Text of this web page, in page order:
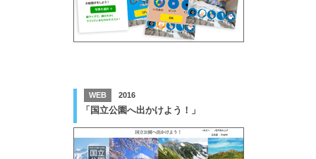
WEB 2016
「国立公園へ出かけよう！」